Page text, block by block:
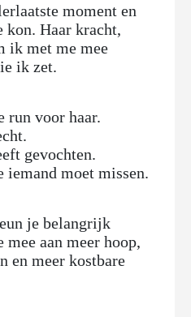
moment en
kon. Haar kracht,
ik met me mee
ik zet.
run voor haar.
gevochten.
iemand moet missen.
je belangrijk
aan meer hoop,
en meer kostbare